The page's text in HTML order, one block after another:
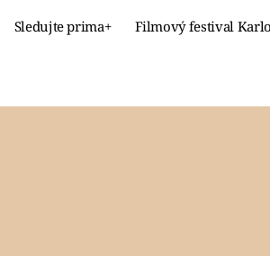
Sledujte prima+ Filmový festival